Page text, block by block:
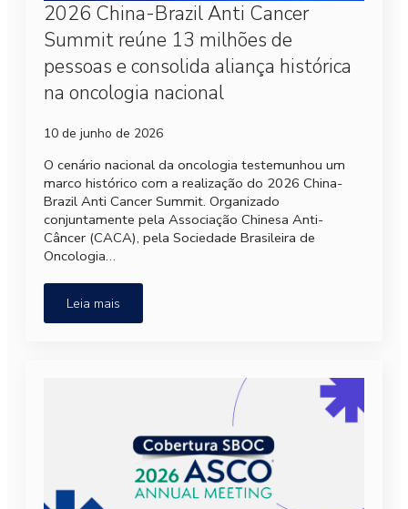
2026 China-Brazil Anti Cancer
Summit reúne 13 milhões de
pessoas e consolida aliança histórica
na oncologia nacional
10 de junho de 2026
O cenário nacional da oncologia testemunhou um
marco histórico com a realização do 2026 China-
Brazil Anti Cancer Summit. Organizado
conjuntamente pela Associação Chinesa Anti-
Câncer (CACA), pela Sociedade Brasileira de
Oncologia…
Leia mais